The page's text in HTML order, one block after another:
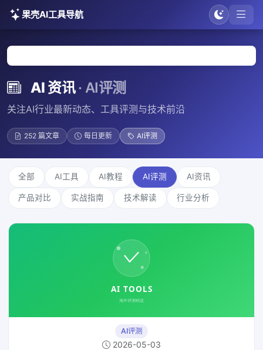
果壳AI工具导航
AI 资讯· AI评测
关注AI行业最新动态、工具评测与技术前沿
252 篇文章 每日更新 AI评测
全部 AI工具 AI教程 AI评测 AI资讯
产品对比 实战指南 技术解读 行业分析
AI评测
2026-05-03